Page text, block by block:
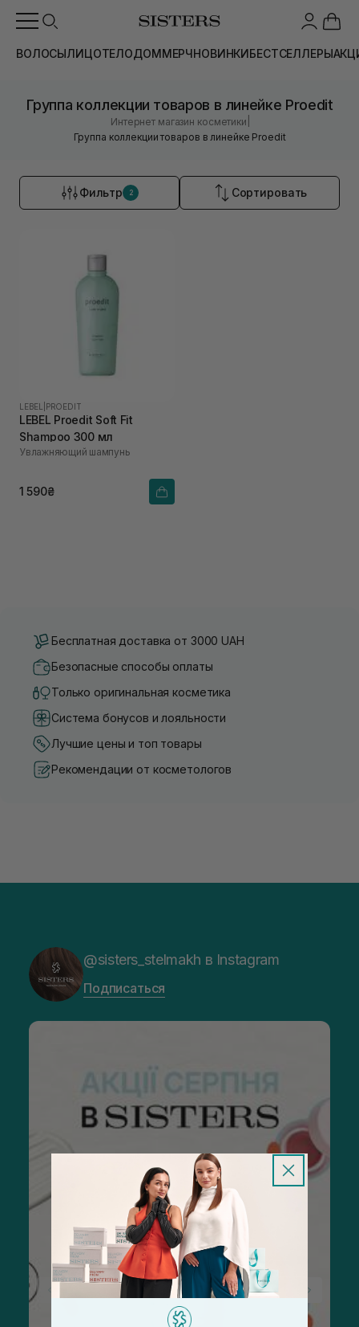
ВОЛОСЫЛИЦОТЕЛОДОММЕРЧНОВИНКИБЕСТСЕЛЛЕРЫ
Группа коллекции товаров в линейке Proedit
Интернет магазин косметики
Группа коллекции товаров в линейке Proedit
Фильтр 2 Сортировать
LEBEL PROEDIT
LEBEL Proedit Soft Fit
Shampoo 300 мл
Увлажняющий шампунь
1 590₴
Бесплатная доставка от 3000 UAH
Безопасные способы оплаты
Только оригинальная косметика
Система бонусов и лояльности
Лучшие цены и топ товары
Рекомендации от косметологов
@sisters_stelmakh в Instagram
Подписаться